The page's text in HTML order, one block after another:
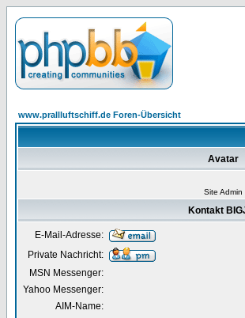
www.prallluftschiff.de Foren-Übersicht
Avatar
Site Admin
Kontakt
E-Mail-Adresse:
Private Nachricht:
MSN Messenger:
Yahoo Messenger:
AIM-Name: